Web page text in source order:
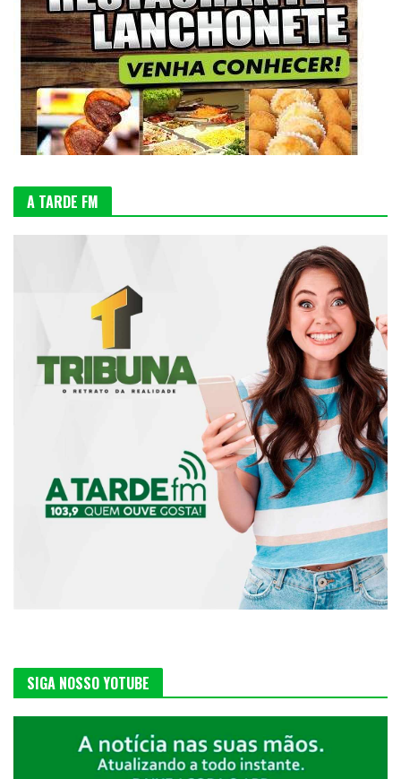
A TARDE FM
SIGA NOSSO YOTUBE